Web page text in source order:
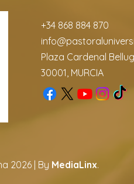
+34 868 884 870
Plaza Cardenal
30001, MURCIA
2026 | By MediaLinx.